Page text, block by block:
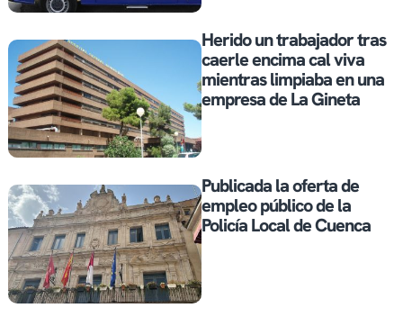
Herido un trabajador tras
caerle encima cal viva
mientras limpiaba en una
empresa de La Gineta
Publicada la oferta de
empleo público de la
Policía Local de Cuenca